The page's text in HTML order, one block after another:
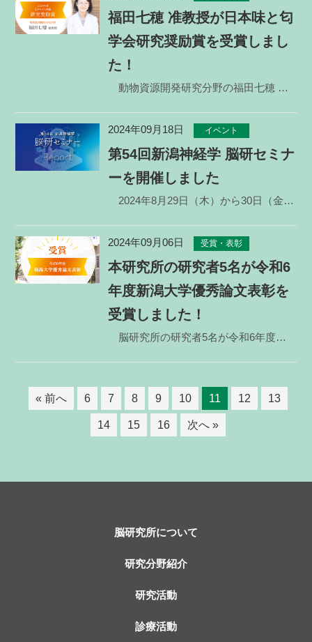
福田七穂 准教授が日本味と匂
学会研究奨励賞を受賞しまし
た！
動物資源開発研究分野の福田七穂 准教授が2024年度日本味と匂学会研究奨励賞を受賞しました。この
2024年09月18日 イベント
第54回新潟神経学 脳研セミナ
ーを開催しました
2024年8月29日（木）から30日（金）の2日間にわたり、第54回新潟神経学脳研セミナーが開催
2024年09月06日 受賞・表彰
本研究所の研究者5名が令和6
年度新潟大学優秀論文表彰を
受賞しました！
脳研究所の研究者5名が令和6年度新潟大学優秀論文表彰を受賞しました。 この賞は本学の研究者の研究
« 前へ 6 7 8 9 10 11 12 13
14 15 16 次へ »
脳研究所について
研究分野紹介
研究活動
診療活動